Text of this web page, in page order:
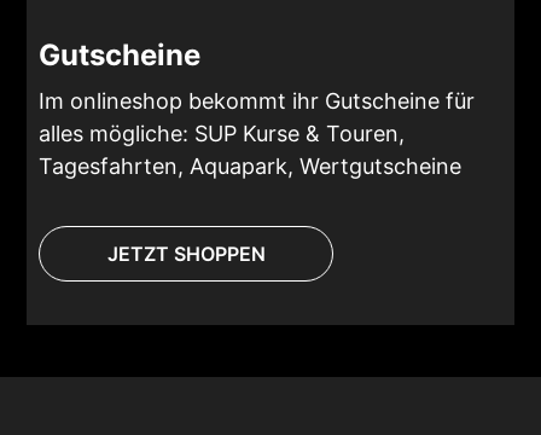
Gutscheine
Im onlineshop bekommt ihr Gutscheine für
alles mögliche: SUP Kurse & Touren,
Tagesfahrten, Aquapark, Wertgutscheine
JETZT SHOPPEN